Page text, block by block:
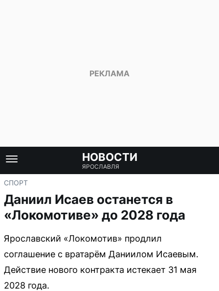
НОВОСТИ
ЯРОСЛАВЛЯ
СПОРТ
Даниил Исаев останется в
«Локомотиве» до 2028 года
Ярославский «Локомотив» продлил
соглашение с вратарём Даниилом Исаевым.
Действие нового контракта истекает 31 мая
2028 года.